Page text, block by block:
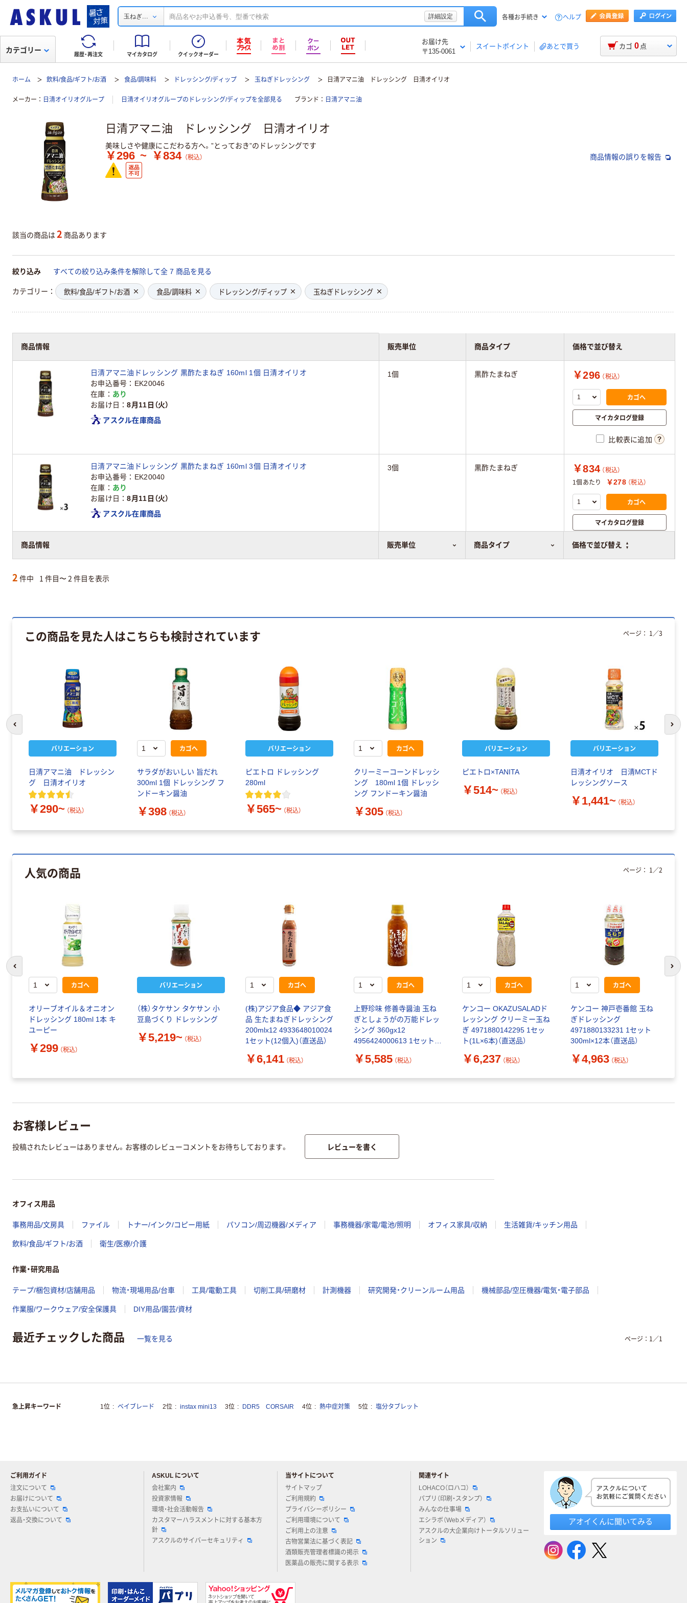
玉ねぎ... 詳細設定 各種お手続き ヘルプ
履歴・再注文 マイカタログ クイックオーダー
お届け先
〒135-0061
スイートポイント あとで買う
カテゴリー カゴ 0 点
ホーム 飲料/食品/ギフト/お酒 食品/調味料 ドレッシング/ディップ 玉ねぎドレッシング 日清アマニ油 ドレッシング 日清オイリオ
メーカー 日清オイリオグループ 日清オイリオグループのドレッシング/ディップを全部見る ブランド 日清アマニ油
日清アマニ油 ドレッシング 日清オイリオ
美味しさや健康にこだわる方へ。”とっておき”のドレッシングです
￥296 ~ ￥834 （税込） 商品情報の誤りを報告
該当の商品は 2 商品あります
絞り込み すべての絞り込み条件を解除して全 7 商品を見る
カテゴリー 飲料/食品/ギフト/お酒 食品/調味料 ドレッシング/ディップ 玉ねぎドレッシング
商品情報 販売単位 商品タイプ 価格で並び替え
商品情報 販売単位 商品タイプ 価格で並び替え
日清アマニ油ドレッシング 黒酢たまねぎ 160ml 1個 日清オイリオ
お申込番号
EK20046
在庫
あり
お届け日
8月11日（火）
アスクル在庫商品
1個 黒酢たまねぎ ￥296 （税込）
カゴへ
マイカタログ登録
比較表に追加
日清アマニ油ドレッシング 黒酢たまねぎ 160ml 3個 日清オイリオ
お申込番号
EK20040
在庫
あり
お届け日
8月11日（火）
アスクル在庫商品
3個 黒酢たまねぎ ￥834 （税込）
1個あたり
￥278 （税込）
カゴへ
マイカタログ登録
比較表に追加
2 件中 1 件目〜 2 件目を表示
この商品を見た人はこちらも検討されています
バリエーション
日清アマニ油 ドレッシン
グ 日清オイリオ
￥290~ （税込）
カゴへ
サラダがおいしい 旨だれ
300ml 1個 ドレッシング フ
ンドーキン醤油
￥398 （税込）
バリエーション
ピエトロ ドレッシング
280ml
￥565~ （税込）
カゴへ
クリーミーコーンドレッシ
ング 180ml 1個 ドレッシ
ング フンドーキン醤油
￥305 （税込）
バリエーション
ピエトロ×TANITA
￥514~ （税込）
バリエーション
日清オイリオ 日清MCTド
レッシングソース
￥1,441~ （税込）
ページ： 1 ／3
前のスライドへ 次
人気の商品
カゴへ
オリーブオイル＆オニオン
ドレッシング 180ml 1本 キ
ユーピー
￥299 （税込）
バリエーション
（株）タケサン タケサン 小
豆島づくり ドレッシング
￥5,219~ （税込）
カゴへ
(株)アジア食品◆ アジア食
品 生たまねぎドレッシング
200mlx12 4933648010024
1セット(12個入)（直送品）
￥6,141 （税込）
カゴへ
上野珍味 修善寺醤油 玉ね
ぎとしょうがの万能ドレッ
シング 360gx12
4956424000613 1セット
￥5,585 （税込）
カゴへ
ケンコー OKAZUSALADド
レッシング クリーミー玉ね
ぎ 4971880142295 1セッ
ト(1L×6本)（直送品）
￥6,237 （税込）
カゴへ
ケンコー 神戸壱番館 玉ね
ぎドレッシング
4971880133231 1セット
300ml×12本（直送品）
￥4,963 （税込）
ページ： 1 ／2
次
お客様レビュー
投稿されたレビューはありません。お客様のレビューコメントをお待ちしております。 レビューを書く
オフィス用品
事務用品/文房具 ファイル トナー/インク/コピー用紙 パソコン/周辺機器/メディア 事務機器/家電/電池/照明 オフィス家具/収納 生活雑貨/キッチン用品
飲料/食品/ギフト/お酒 衛生/医療/介護
作業・研究用品
テープ/梱包資材/店舗用品 物流・現場用品/台車 工具/電動工具 切削工具/研磨材 計測機器 研究開発・クリーンルーム用品 機械部品/空圧機器/電気・電子部品
作業服/ワークウェア/安全保護具 DIY用品/園芸/資材
最近チェックした商品 一覧を見る ページ： 1 ／1
急上昇キーワード 1位 ベイブレード 2位 instax mini13 3位 DDR5 CORSAIR 4位 熱中症対策 5位 塩分タブレット
ご利用ガイド
注文について
お届けについて
お支払いについて
返品・交換について
ASKUL について
会社案内
投資家情報
環境・社会活動報告
カスタマーハラスメントに対する基本方
針
アスクルのサイバーセキュリティ
当サイトについて
サイトマップ
ご利用規約
プライバシーポリシー
ご利用環境について
ご利用上の注意
古物営業法に基づく表記
酒類販売管理者標識の掲示
医薬品の販売に関する表示
関連サイト
LOHACO（ロハコ）
パプリ（印刷・スタンプ）
みんなの仕事場
エシラボ（Webメディア）
アスクルの大企業向けトータルソリュー
ション
アオイくんに聞いてみる